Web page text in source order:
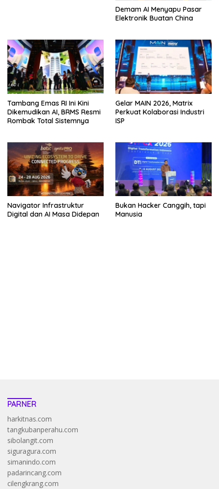
Demam AI Menyapu Pasar
Elektronik Buatan China
Tambang Emas RI Ini Kini
Dikemudikan AI, BRMS Resmi
Rombak Total Sistemnya
Gelar MAIN 2026, Matrix
Perkuat Kolaborasi Industri
ISP
Navigator Infrastruktur
Digital dan AI Masa Didepan
Bukan Hacker Canggih, tapi
Manusia
PARNER
harkitnas.com
tangkubanperahu.com
sibolangit.com
siguragura.com
simanindo.com
padarincang.com
cilengkrang.com